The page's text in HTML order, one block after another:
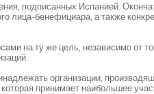
подписанных Испанией.
лица-бенефициара, а также
на ту же цель, независимо от
организации,
принимает наибольшее